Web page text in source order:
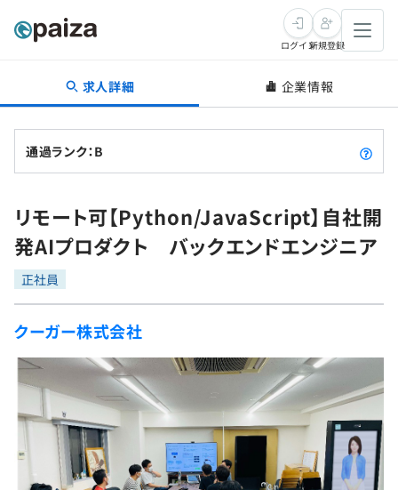
転職・キャリア
転職成功ガイド
転職エージェント
インタビュー
転職成功ガイド
新卒就活
求人検索
本選考
インターン
新卒エージェント
イベント・セミナー
インタビュー
学習
問題集
ナレッジ
リファレンス
プログラミング言語
評価結果一覧
再チャレンジ結果一覧
ゲーム・マンガ
Tech Team Journal
paiza times
paizaとは？
ログイン新規登録
求人詳細 企業情報
通過ランク：B
リモート可【Python/JavaScript】自社開
発AIプロダクト バックエンドエンジニア
正社員
クーガー株式会社